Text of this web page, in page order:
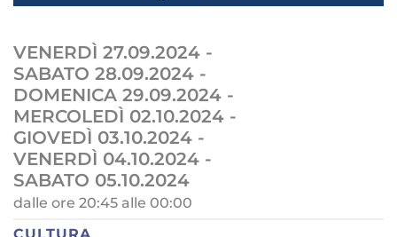
VENERDÌ 27.09.2024 -
SABATO 28.09.2024 -
DOMENICA 29.09.2024 -
MERCOLEDÌ 02.10.2024 -
GIOVEDÌ 03.10.2024 -
VENERDÌ 04.10.2024 -
SABATO 05.10.2024
dalle ore 20:45 alle 00:00